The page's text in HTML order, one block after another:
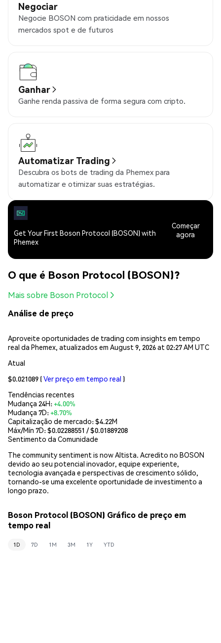
Negociar
Negocie BOSON com praticidade em nossos
mercados spot e de futuros
Ganhar
Ganhe renda passiva de forma segura com cripto.
Automatizar Trading
Descubra os bots de trading da Phemex para
automatizar e otimizar suas estratégias.
Get Your First Boson Protocol (BOSON) with
Phemex
Começar
agora
O que é Boson Protocol (BOSON)?
Mais sobre Boson Protocol
Análise de preço
Aproveite oportunidades de trading com insights em tempo
real da Phemex, atualizados em August 9, 2026 at 02:27 AM UTC
Atual
$0.021089 (Ver preço em tempo real )
Tendências recentes
Mudança 24H:+4.00%
Mudança 7D:+8.70%
Capitalização de mercado:$4.22M
Máx/Mín 7D: $0.02288551 / $0.01889208
Sentimento da Comunidade
The community sentiment is now Altista. Acredito no BOSON
devido ao seu potencial inovador, equipe experiente,
tecnologia avançada e perspectivas de crescimento sólido,
tornando-se uma excelente oportunidade de investimento a
longo prazo.
Boson Protocol (BOSON) Gráfico de preço em
tempo real
1D 7D 1M 3M 1Y YTD